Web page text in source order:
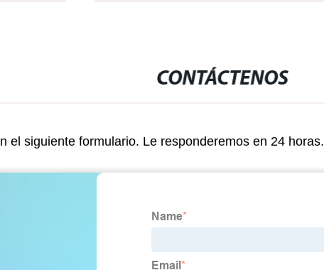
CONTÁCTENOS
el siguiente formulario. Le responderemos en 24 horas.